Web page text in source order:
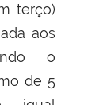
terço)
aos
o
de 5